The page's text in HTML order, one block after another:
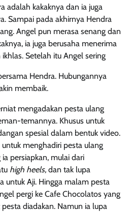
adalah kakaknya dan ia juga
Sampai pada akhirnya Hendra
Angel pun merasa senang dan
ia juga berusaha menerima
Setelah itu Angel sering
Hendra. Hubungannya
membaik.
mengadakan pesta ulang
temannya. Khusus untuk
spesial dalam bentuk video.
menghadiri pesta ulang
persiapkan, mulai dari
high heels, dan tak lupa
untuk Aji. Hingga malam pesta
pergi ke Cafe Chocolatos yang
diadakan. Namun ia lupa